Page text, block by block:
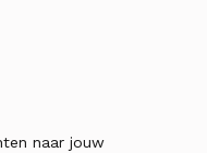
naar jouw